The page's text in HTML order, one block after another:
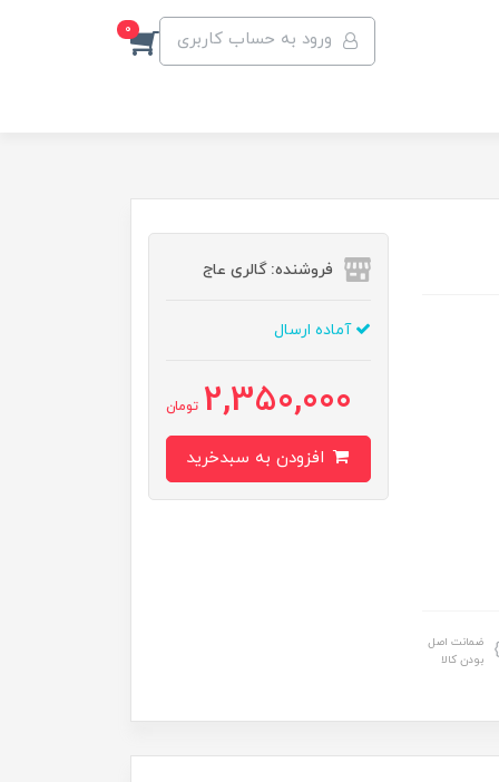
ورود به حساب کاربری 0
ضمانت اصل
بودن کالا
فروشنده: گالری عاج
آماده ارسال
2,350,000 تومان